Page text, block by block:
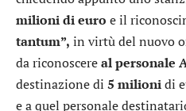
milioni di euro e il
tantum”, in virtù del nuovo
da riconoscereal personale
destinazione di 5 milionidi
e a quel personale